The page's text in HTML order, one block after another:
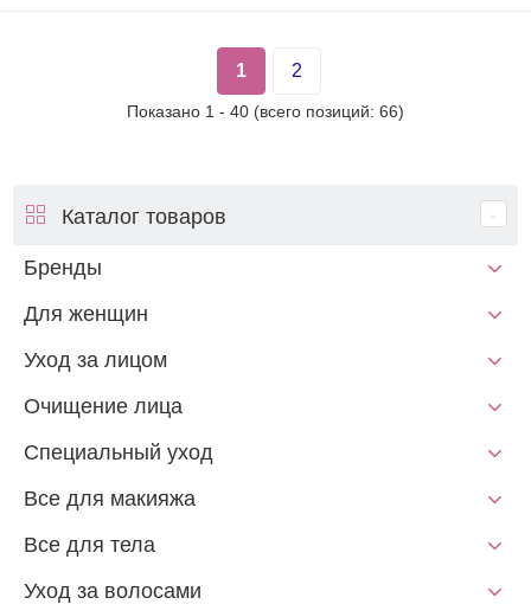
1 2
Показано 1 - 40 (всего позиций: 66)
Каталог товаров
Бренды
Для женщин
Уход за лицом
Очищение лица
Специальный уход
Все для макияжа
Все для тела
Уход за волосами